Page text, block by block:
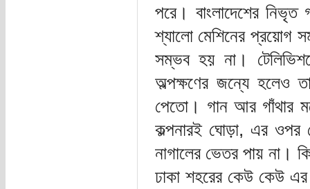
পরে। বাংলাদেশের নিভৃত
শ্যালো মেশিনের প্রয়োগ
সম্ভব হয় না।
অল্পক্ষণের জন্যে হলেও
পেতো। গান আর গাঁথার
কল্পনারই ঘোড়া, এর ওপর
নাগালের ভেতর পায় না।
ঢাকা শহরের কেউ কেউ